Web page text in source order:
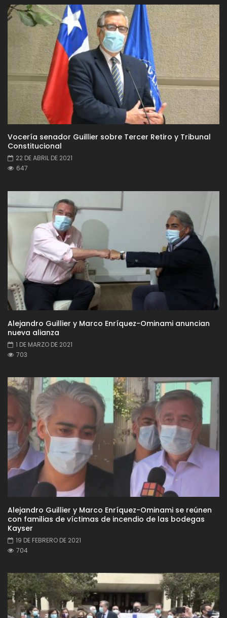
Vocería senador Guillier sobre Tercer Retiro y Tribunal
Constitucional
22 DE ABRIL DE 2021
647
Alejandro Guillier y Marco Enríquez-Ominami anuncian
nueva alianza
1 DE MARZO DE 2021
703
Alejandro Guillier y Marco Enríquez-Ominami se reúnen
con familias de víctimas de incendio de las bodegas
Kayser
19 DE FEBRERO DE 2021
704